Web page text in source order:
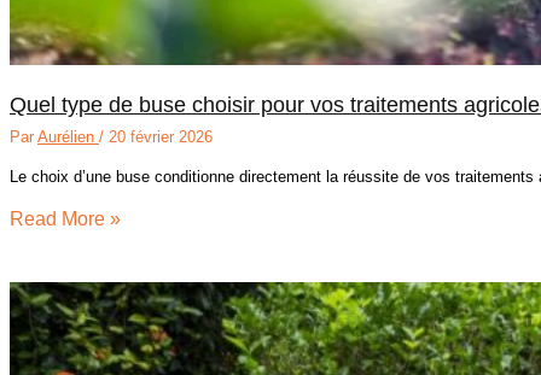
Quel type de buse choisir pour vos traitements
Par Aurélien / 20 février 2026
Le choix d’une buse conditionne directement la réussite de vos
Read More »